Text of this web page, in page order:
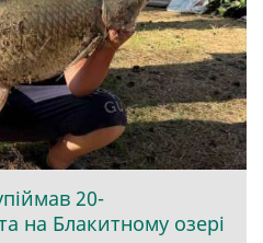
20-
на Блакитному озері